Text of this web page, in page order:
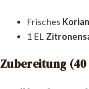
Frisches
1 EL
Zubereitung